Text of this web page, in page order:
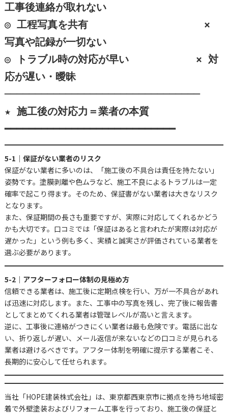
工事後連絡が取れない
◎ 工程写真を共有                   ×
写真や記録が一切ない
◎ トラブル時の対応が早い           × 対
応が遅い・曖昧
────────────────────────────────
★ 施工後の対応力＝業者の本質
━━━━━━━━━━━━━━━━━━━━━━━━━━━━
5-1｜保証がない業者のリスク
保証がない業者に多いのは、「施工後の不具合は責任を持たない」
姿勢です。塗膜剥離や色ムラなど、施工不良によるトラブルは一定
確率で起こり得ます。そのため、保証書がない業者は大きなリスク
となります。
また、保証期間の長さも重要ですが、実際に対応してくれるかどう
かも大切です。口コミでは「保証はあると言われたが実際は対応が
遅かった」という例も多く、実績と誠実さが評価されている業者を
選ぶ必要があります。
5-2｜アフターフォロー体制の見極め方
信頼できる業者は、施工後に定期点検を行い、万が一不具合があれ
ば迅速に対応します。また、工事中の写真を残し、完了後に報告書
としてまとめてくれる業者は管理レベルが高いと言えます。
逆に、工事後に連絡がつきにくい業者は最も危険です。電話に出な
い、折り返しが遅い、メール返信が来ないなどの口コミが見られる
業者は避けるべきです。アフター体制を明確に提示する業者こそ、
長期的に安心して任せられます。
当社「HOPE建装株式会社」は、東京都西東京市に拠点を持ち地域密
着で外壁塗装およびリフォーム工事を行っており、施工後の保証と